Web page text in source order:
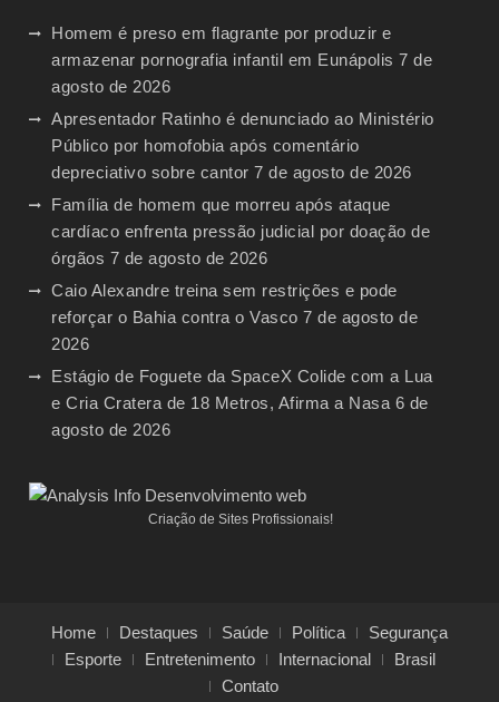
Homem é preso em flagrante por produzir e
armazenar pornografia infantil em Eunápolis 7 de
agosto de 2026
Apresentador Ratinho é denunciado ao Ministério
Público por homofobia após comentário
depreciativo sobre cantor 7 de agosto de 2026
Família de homem que morreu após ataque
cardíaco enfrenta pressão judicial por doação de
órgãos 7 de agosto de 2026
Caio Alexandre treina sem restrições e pode
reforçar o Bahia contra o Vasco 7 de agosto de
2026
Estágio de Foguete da SpaceX Colide com a Lua
e Cria Cratera de 18 Metros, Afirma a Nasa 6 de
agosto de 2026
Criação de Sites Profissionais!
Home Destaques Saúde Política
Segurança
Esporte
Entretenimento Internacional
Brasil
Contato